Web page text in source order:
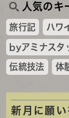
人気のキ
旅行記 ハワ
byアミナスタ
伝統技法 体
新月に願